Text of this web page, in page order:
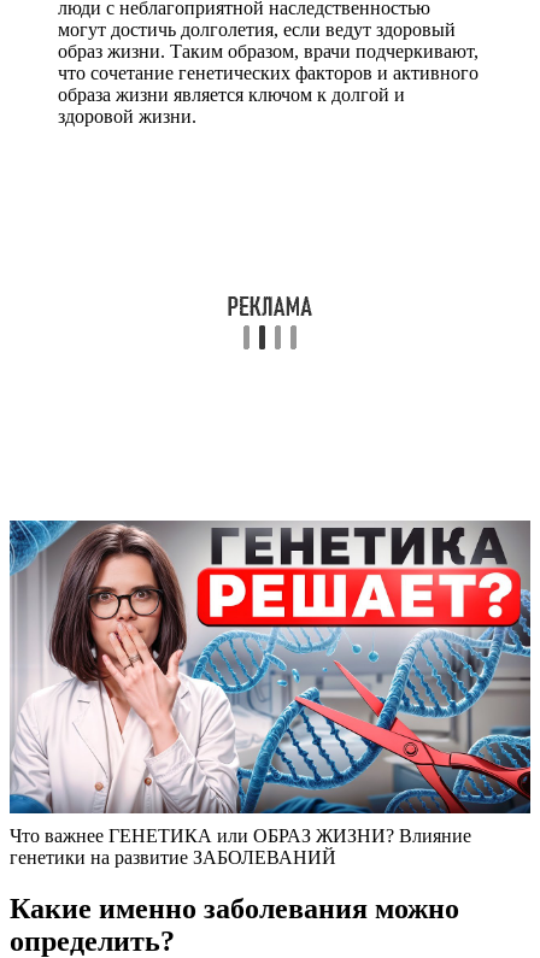
люди с неблагоприятной наследственностью
могут достичь долголетия, если ведут здоровый
образ жизни. Таким образом, врачи подчеркивают,
что сочетание генетических факторов и активного
образа жизни является ключом к долгой и
здоровой жизни.
Что важнее ГЕНЕТИКА или ОБРАЗ ЖИЗНИ? Влияние
генетики на развитие ЗАБОЛЕВАНИЙ
Какие именно заболевания можно
определить?